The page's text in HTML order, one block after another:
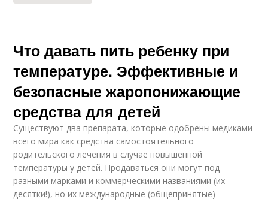
Что давать пить ребенку при
температуре. Эффективные и
безопасные жаропонижающие
средства для детей
Существуют два препарата, которые одобрены медиками
всего мира как средства самостоятельного
родительского лечения в случае повышенной
температуры у детей. Продаваться они могут под
разными марками и коммерческими названиями (их
десятки!), но их международные (общепринятые)